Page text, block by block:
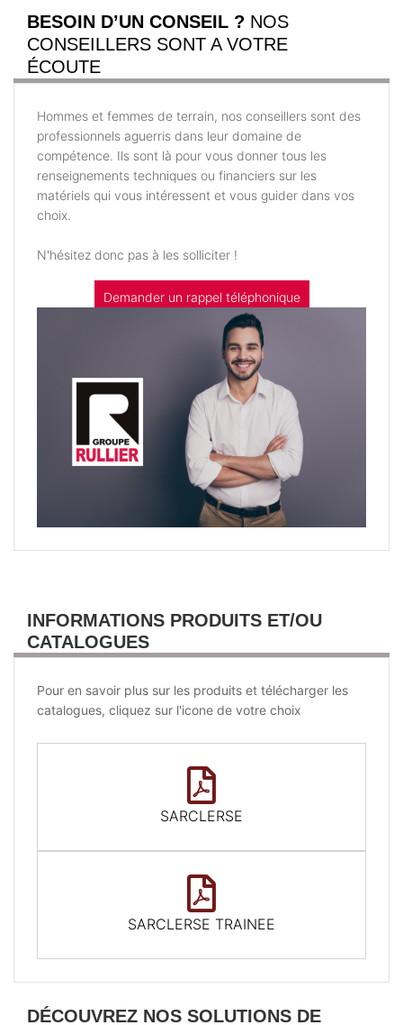
BESOIN D’UN CONSEIL ? NOS
CONSEILLERS SONT A VOTRE
ÉCOUTE
Hommes et femmes de terrain, nos conseillers sont des
professionnels aguerris dans leur domaine de
compétence. Ils sont là pour vous donner tous les
renseignements techniques ou financiers sur les
matériels qui vous intéressent et vous guider dans vos
choix.
N'hésitez donc pas à les solliciter !
Demander un rappel téléphonique
INFORMATIONS PRODUITS ET/OU
CATALOGUES
Pour en savoir plus sur les produits et télécharger les
catalogues, cliquez sur l'icone de votre choix
SARCLERSE
SARCLERSE TRAINEE
DÉCOUVREZ NOS SOLUTIONS DE